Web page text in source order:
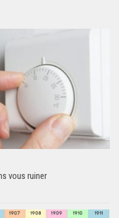
vous ruiner